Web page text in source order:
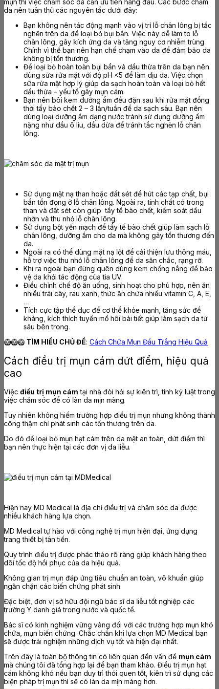
mụn thì việc chăm sóc da cần ưu tiên hàng đầu. Các bước chăm
da nên tuân thủ các nguyên tắc dưới đây:
Bạn không nên tác động mạnh vào vị trí lỗ chân lông bị tắc
nghẽn trên da để loại bỏ bụi bẩn. Việc này dễ làm to lỗ
chân lông, gây kích ứng da và tăng nguy cơ nhiễm trùng.
Chính vì thế bạn nên hạn chế chạm vào da để đảm bảo da
không bị tổn thương.
Để loại bỏ hoàn toàn bụi bẩn và dầu thừa trên da bạn nên
dùng sữa rửa mặt với độ pH <5 để làm dịu da. Việc chọn
sữa rửa mặt hợp lý giúp da sạch hoàn toàn và loại bỏ hết
dầu thừa – yếu tố gây mụn cám.
Bạn nên bôi kem dưỡng ẩm đều đặn sau khi rửa mặt đồng
thời tẩy bào chết 2 – 3 lần/tuần để da sạch sâu. Bạn nên
dùng loại dưỡng ẩm dạng nước tránh sử dụng dưỡng ẩm
nặng như dầu ô liu, dầu dừa để tránh tắc nghẽn lỗ chân
lông.
Sử dụng mặt nạ than hoặc đất sét để hút các tạp chất, bụi
bẩn tồn đọng ở lỗ chân lông. Ngoài ra, tinh chất có trong
than và đất sét còn giúp tẩy tế bào chết, kiểm soát dầu
nhờn và thu nhỏ lỗ chân lông.
Sử dụng bột yến mạch để tẩy tế bào chết giúp làm sạch lỗ
chân lông, dưỡng ẩm cho da mà không gây tổn thương đến
da.
Ngoài ra có thể dùng mặt nạ lột để cải thiện lưu thông máu,
hỗ trợ việc thu nhỏ lỗ chân lông để da săn chắc, rạng rỡ.
Khi ra ngoài bạn đừng quên dùng kem chống nắng để bảo
vệ da khỏi tác động của tia UV.
Điều chỉnh chế độ ăn uống, sinh hoạt cho phù hợp, nên ăn
nhiều trái cây, rau xanh, thức ăn chứa nhiều vitamin C, A, E,
…
Tích cực tập thể dục để cơ thể khỏe mạnh, tăng sức đề
kháng, kích thích tuyến mồ hôi bài tiết giúp làm sạch da từ
sâu bên trong.
🥝🥝🥝 TÌM HIỂU CHỦ ĐỀ: Cách Chữa Mụn Đầu Trắng Hiệu Quả
Cách điều trị mụn cám dứt điểm, hiệu quả
cao
Việc điều trị mụn cám tại nhà đòi hỏi sự kiên trì, tính kỷ luật trong
việc chăm sóc để có làn da mịn màng.
Tuy nhiên không hiếm trường hợp điều trị mụn nhưng không thành
công thậm chí phát sinh các tổn thương trên da.
Do đó để loại bỏ mụn hạt cám trên da mặt an toàn, dứt điểm thì
bạn nên thực hiện tại các đơn vị da liễu.
Hiện nay MD Medical là địa chỉ điều trị và chăm sóc da được
nhiều khách hàng lựa chọn.
MD Medical tự hào với công nghệ trị mụn hiện đại, ứng dụng
trang thiết bị tân tiến.
Quy trình điều trị được phác thảo rõ ràng giúp khách hàng theo
dõi tốc độ hồi phục của da hiệu quả.
Không gian trị mụn đáp ứng tiêu chuẩn an toàn, vô khuẩn giúp
ngăn chặn các biến chứng phát sinh.
Đặc biệt, đơn vị sở hữu đội ngũ bác sĩ da liễu tốt nghiệp các
trường Y danh giá trong nước và quốc tế.
Bác sĩ có kinh nghiệm vững vàng đối với các trường hợp mụn khó
chữa, mụn biến chứng. Chắc chắn khi lựa chọn MD Medical bạn
sẽ được trải nghiệm những dịch vụ tốt và hiện đại nhất.
Trên đây là toàn bộ thông tin có liên quan đến vấn đề mụn cám
mà chúng tôi đã tổng hợp lại để bạn tham khảo. Điều trị mụn hạt
cám không khó nếu bạn duy trì thói quen tốt, kiên trì sử dụng các
biện pháp trị mụn thì sẽ có làn da mịn màng hơn.